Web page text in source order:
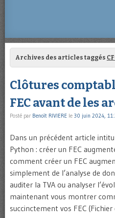
Archives des articles taggés
Clôtures
FEC avant de les
Posté par Benoît RIVIERE le 30 juin 2024,
Dans un précédent article
Python : créer un FEC
comment créer un FEC
simplement de l’analyse de
auditer la TVA ou analyser
maintenant vous montrer
succinctement vos FEC